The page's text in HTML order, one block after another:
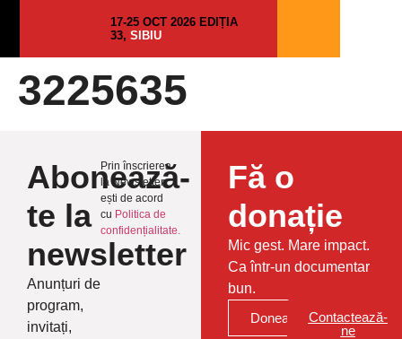
17-25 OCT 2026 EDIȚIA
33, SIBIU
3225635
Abonează-
te la
newsletter
Anunțuri de
program,
invitați,
Prin înscrierea
la Newsletter
ești de acord
cu Politica de
confidențialitate.
Fă o
donație
Mic gest. Mare impact.
Ca într-un documentar
bun.
Donează
Contactează-
ne